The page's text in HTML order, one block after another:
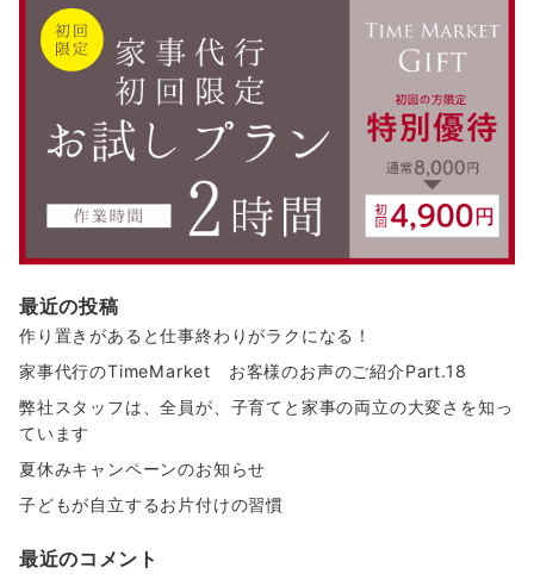
最近の投稿
作り置きがあると仕事終わりがラクになる！
家事代行のTimeMarket お客様のお声のご紹介Part.18
弊社スタッフは、全員が、子育てと家事の両立の大変さを知っ
ています
夏休みキャンペーンのお知らせ
子どもが自立するお片付けの習慣
最近のコメント